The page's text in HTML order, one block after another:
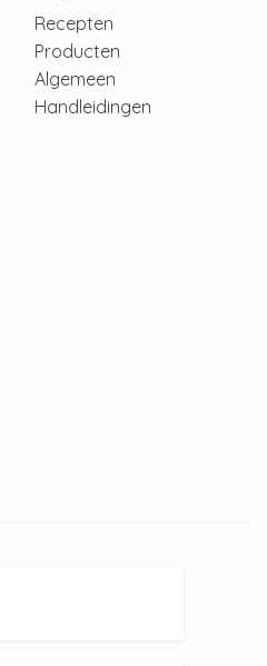
Recepten
Producten
Algemeen
Handleidingen